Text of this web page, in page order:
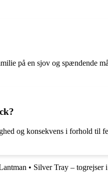
på en sjov og spændende
og konsekvens i forhold
• Silver Tray – togrejser